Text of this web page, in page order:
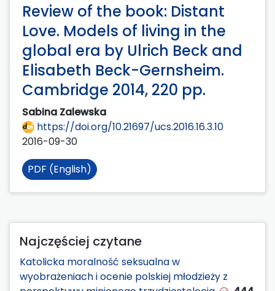
Review of the book: Distant
Love. Models of living in the
global era by Ulrich Beck and
Elisabeth Beck-Gernsheim.
Cambridge 2014, 220 pp.
Sabina Zalewska
https://doi.org/10.21697/ucs.2016.16.3.10
2016-09-30
PDF (English)
Najczęściej czytane
Katolicka moralność seksualna w
wyobrażeniach i ocenie polskiej młodzieży z